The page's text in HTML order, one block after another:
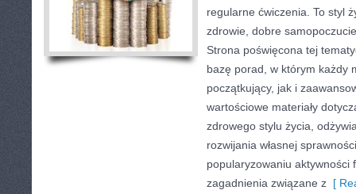
regularne ćwiczenia. To styl
zdrowie, dobre
Strona poświęcona tej
bazę porad, w którym każdy
początkujący, jak i
wartościowe materiały
zdrowego stylu życia,
rozwijania własnej
popularyzowaniu aktywności
zagadnienia związane z [